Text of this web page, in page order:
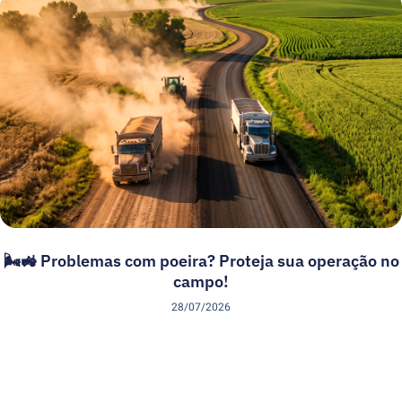
🌬️🚜 Problemas com poeira? Proteja sua operação no
campo!
28/07/2026